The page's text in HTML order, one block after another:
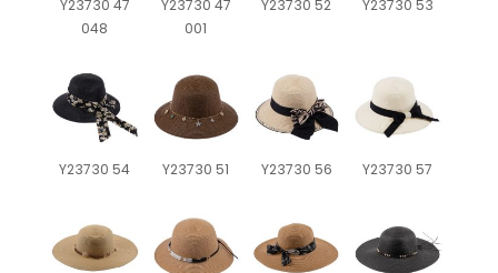
Y23730 47
048
Y23730 47
001
Y23730 52 Y23730 53
Y23730 54 Y23730 51 Y23730 56 Y23730 57